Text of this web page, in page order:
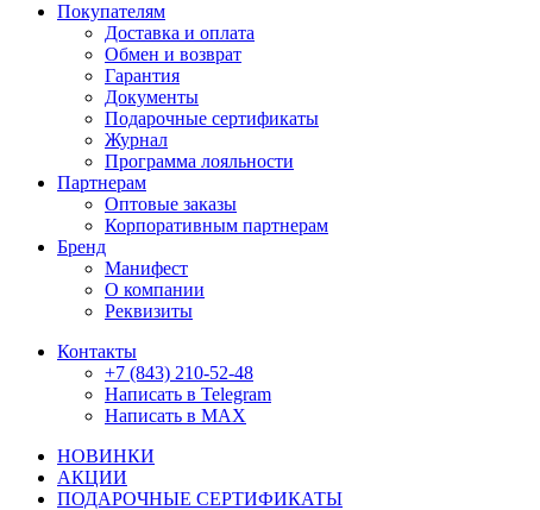
Покупателям
Доставка и оплата
Обмен и возврат
Гарантия
Документы
Подарочные сертификаты
Журнал
Программа лояльности
Партнерам
Оптовые заказы
Корпоративным партнерам
Бренд
Манифест
О компании
Реквизиты
Контакты
+7 (843) 210-52-48
Написать в Telegram
Написать в MAX
НОВИНКИ
АКЦИИ
ПОДАРОЧНЫЕ СЕРТИФИКАТЫ